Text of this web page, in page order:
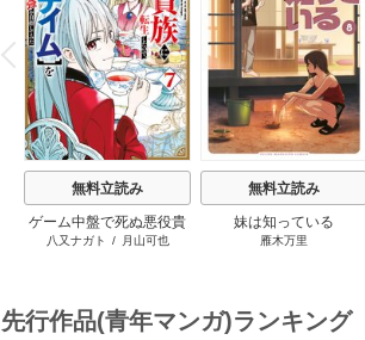
P
r
e
v
i
o
u
s
無料立読み
ゲーム中盤で死ぬ悪役貴
族に転生したので、外れ
八又ナガト / 月山可也
無料立読み
妹は知っている
雁木万里
先行作品(青年マンガ)ランキング